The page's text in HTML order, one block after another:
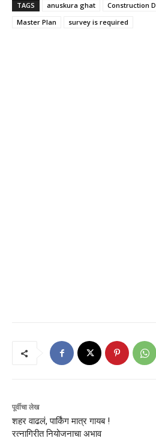
TAGS anuskura ghat Construction
Master Plan
survey is required
पूर्वीचा लेख
शहर वाढलं, पार्किंग मात्र गायब !
रत्नागिरीत नियोजनाचा अभाव